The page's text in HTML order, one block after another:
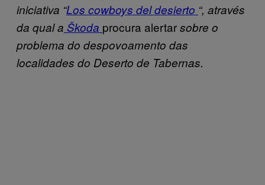
iniciativa “Los cowboys del desierto “, através
da qual a Škoda procura alertarsobre o
problema do despovoamento das
localidades do Deserto de Tabernas.